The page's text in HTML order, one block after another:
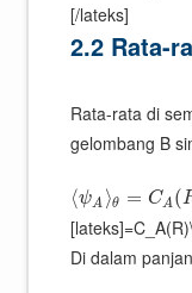
[/lateks]
2.2 Rata-
Rata-rata di
gelombang B
⟨ψA ⟩θ = CA(
Di dalam